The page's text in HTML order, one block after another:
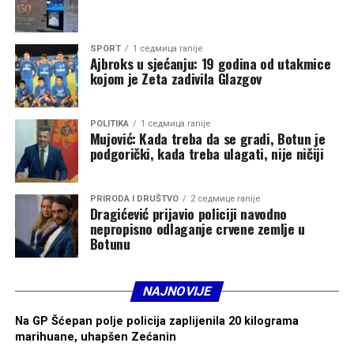
SPORT 1 седмица ranije
Ajbroks u sjećanju: 19 godina od utakmice
kojom je Zeta zadivila Glazgov
POLITIKA 1 седмица ranije
Mujović: Kada treba da se gradi, Botun je
podgorički, kada treba ulagati, nije ničiji
PRIRODA I DRUŠTVO 2 седмице ranije
Dragićević prijavio policiji navodno
nepropisno odlaganje crvene zemlje u
Botunu
NAJNOVIJE
Na GP Šćepan polje policija zaplijenila 20 kilograma
marihuane, uhapšen Zećanin